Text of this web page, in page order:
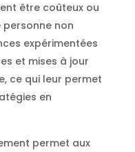
être coûteux ou
non
expérimentées
et mises à jour
ce qui leur permet
en
permet aux